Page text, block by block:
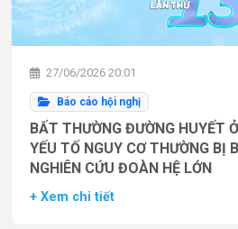
27/06/2026 20:01
Báo cáo hội nghị
BẤT THƯỜNG ĐƯỜNG HUYẾT
YẾU TỐ NGUY CƠ THƯỜNG BỊ
NGHIÊN CỨU ĐOÀN HỆ LỚN
+ Xem chi tiết